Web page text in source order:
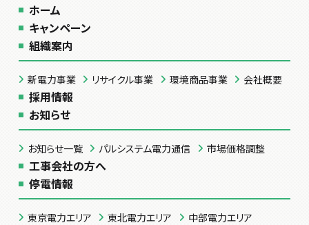
ホーム
キャンペーン
組織案内
新電力事業 リサイクル事業 環境商品事業 会社概要
採用情報
お知らせ
お知らせ一覧 パルシステム電力通信 市場価格調整
工事会社の方へ
停電情報
東京電力エリア 東北電力エリア 中部電力エリア